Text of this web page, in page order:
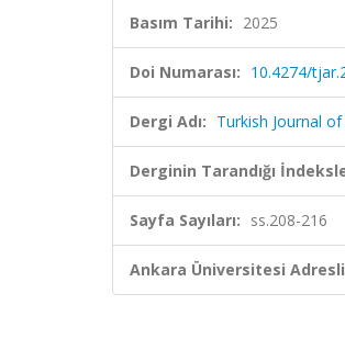
Basım Tarihi: 2025
Doi Numarası: 10.4274/
Dergi Adı: Turkish Journal
Derginin Tarandığı
Sayfa Sayıları: ss.208-216
Ankara Üniversitesi